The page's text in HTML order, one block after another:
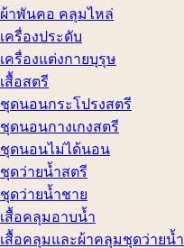
ผ้าพันคอ คลุมไหล่
เครื่องประดับ
เครื่องแต่งกายบุรุษ
เสื้อสตรี
ชุดนอนกระโปรงสตรี
ชุดนอนกางเกงสตรี
ชุดนอนไม่ได้นอน
ชุดว่ายน้ำสตรี
ชุดว่ายน้ำชาย
เสื้อคลุมอาบน้ำ
เสื้อคลุมและผ้าคลุมชุดว่ายน้ำ